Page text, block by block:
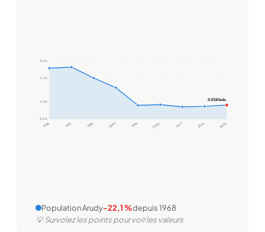
2,0 k
2,3 k
2,7 k
3,0 k
1968 1975 1982 1990 1999 2006 2011 2016 2022
2 238 hab.
Population Arudy-22,1 %depuis 1968
💡 Survolez les points pour voir les valeurs